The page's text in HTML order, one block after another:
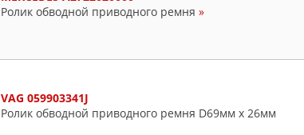
Ролик обводной приводного ремня »
VAG 059903341J
Ролик обводной приводного ремня D69мм х 26мм